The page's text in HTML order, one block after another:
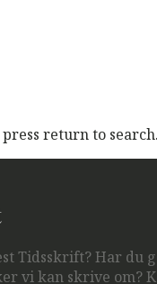
return to search.
Tidsskrift? Har du
vi kan skrive om?